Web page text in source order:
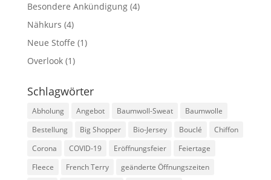
Besondere Ankündigung(4)
Nähkurs (4)
Neue Stoffe (1)
Overlook(1)
Schlagwörter
Abholung Angebot Baumwoll-Sweat
Baumwolle
Bestellung
Big Shopper Bio-Jersey Bouclé
Chiffon
Corona
COVID-19 Eröffnungsfeier
Feiertage
Fleece
French Terry
geänderte Öffnungszeiten